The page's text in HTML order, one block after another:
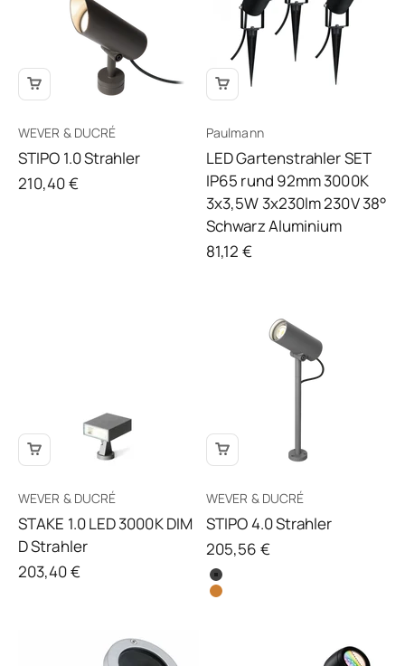
WEVER & DUCRÉ
STIPO 1.0 Strahler
Angebot
210,40 €
Paulmann
LED Gartenstrahler SET
IP65 rund 92mm 3000K
3x3,5W 3x230lm 230V 38°
Schwarz Aluminium
Angebot
81,12 €
WEVER & DUCRÉ
STAKE 1.0 LED 3000K DIM
D Strahler
Angebot
203,40 €
WEVER & DUCRÉ
STIPO 4.0 Strahler
Angebot
205,56 €